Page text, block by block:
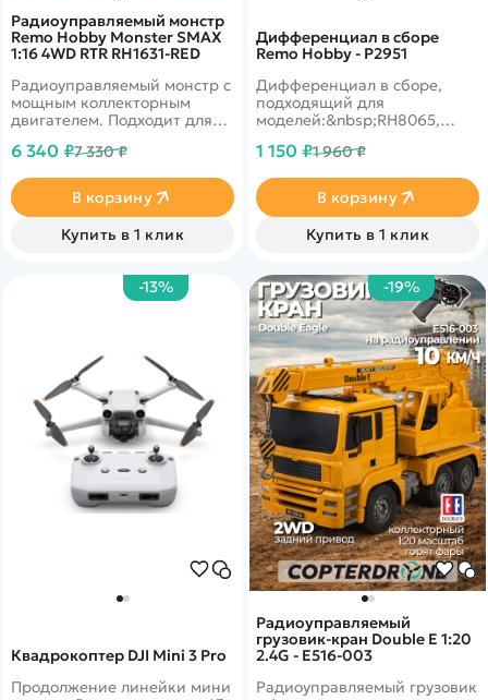
Дифференциал в сборе
Remo Hobby - P2951
Дифференциал в сборе,
подходящий для
моделей:&nbsp;RH8065,
RH8081, RH8085, RH8051,
RH1025, RH1021.&nbsp;
1 150 ₽1 960 ₽
В корзину
Купить в 1 клик
Радиоуправляемый монстр
Remo Hobby Monster SMAX
1:16 4WD RTR RH1631-RED
Радиоуправляемый монстр с
мощным коллекторным
двигателем. Подходит для
Скорость развивает до 35
масштаб 1:16. Цвет красный
6 340 ₽7 330 ₽
В корзину
Купить в 1 клик
-13%
Квадрокоптер DJI Mini 3 Pro
Продолжение линейки мини
-19%
Радиоуправляемый
грузовик-кран Double E 1:20
2.4G - E516-003
Радиоуправляемый грузовик